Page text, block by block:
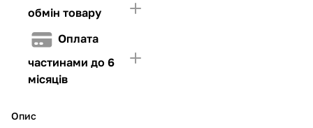
обмін товару
Оплата
частинами до 6
місяців
Опис